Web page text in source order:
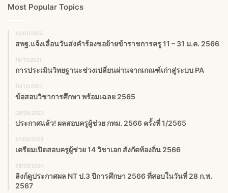
Most Popular Topics
14/01/2023
สพฐ.แจ้งเลื่อนวันส่งคำร้องขอย้ายข้าราชการครู 11 – 31 ม.ค. 2566
16/11/2021
การประเมินวิทยฐานะช่วงเปลี่ยนผ่านจากเกณฑ์เก่าสู่ระบบ PA
10/12/2021
ข้อสอบวิชาการศึกษา พร้อมเฉลย 2565
08/05/2023
ประกาศแล้ว! ผลสอบครูผู้ช่วย กทม. 2566 ครั้งที่ 1/2565
17/02/2023
เตรียมเปิดสอบครูผู้ช่วย 14 วิชาเอก สังกัดท้องถิ่น 2566
28/03/2024
ลิงก์ดูประกาศผล NT ป.3 ปีการศึกษา 2566 ที่สอบในวันที่ 28 ก.พ.
2567